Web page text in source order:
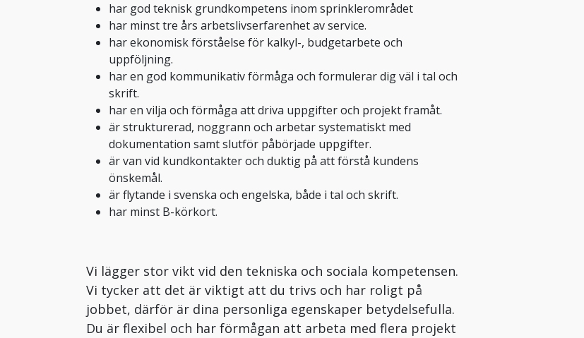
har god teknisk grundkompetens inom sprinklerområdet
har minst tre års arbetslivserfarenhet av service.
har ekonomisk förståelse för kalkyl-, budgetarbete och
uppföljning.
har en god kommunikativ förmåga och formulerar dig väl i tal och
skrift.
har en vilja och förmåga att driva uppgifter och projekt framåt.
är strukturerad, noggrann och arbetar systematiskt med
dokumentation samt slutför påbörjade uppgifter.
är van vid kundkontakter och duktig på att förstå kundens
önskemål.
är flytande i svenska och engelska, både i tal och skrift.
har minst B-körkort.
Vi lägger stor vikt vid den tekniska och sociala kompetensen.
Vi tycker att det är viktigt att du trivs och har roligt på
jobbet, därför är dina personliga egenskaper betydelsefulla.
Du är flexibel och har förmågan att arbeta med flera projekt